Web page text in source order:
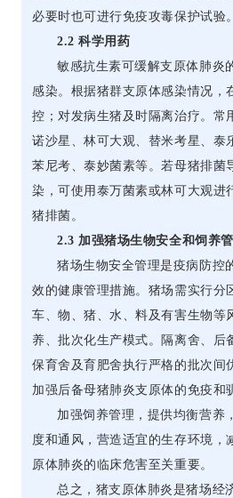
必要时也可进行免疫攻毒保护试验。
2.2 科学用药
敏感抗生素可缓解支原体肺炎
感染。根据猪群支原体感染情况，
控；对发病生猪及时隔离治疗。常
诺沙星、林可大观、替米考星、泰
苯尼考、泰妙菌素等。若母猪排菌
染，可使用泰万菌素或林可大观进
猪排菌。
2.3 加强猪场生物安全和饲养
猪场生物安全管理是疫病防控
效的健康管理措施。猪场需实行分
车、物、猪、水、料及有害生物等
养、批次化生产模式。隔离舍、后
保育舍及育肥舍执行严格的批次间
加强后备母猪肺炎支原体的免疫和
加强饲养管理，提供均衡营养
度和通风，营造适宜的生存环境，
原体肺炎的临床危害至关重要。
总之，猪支原体肺炎是猪场经